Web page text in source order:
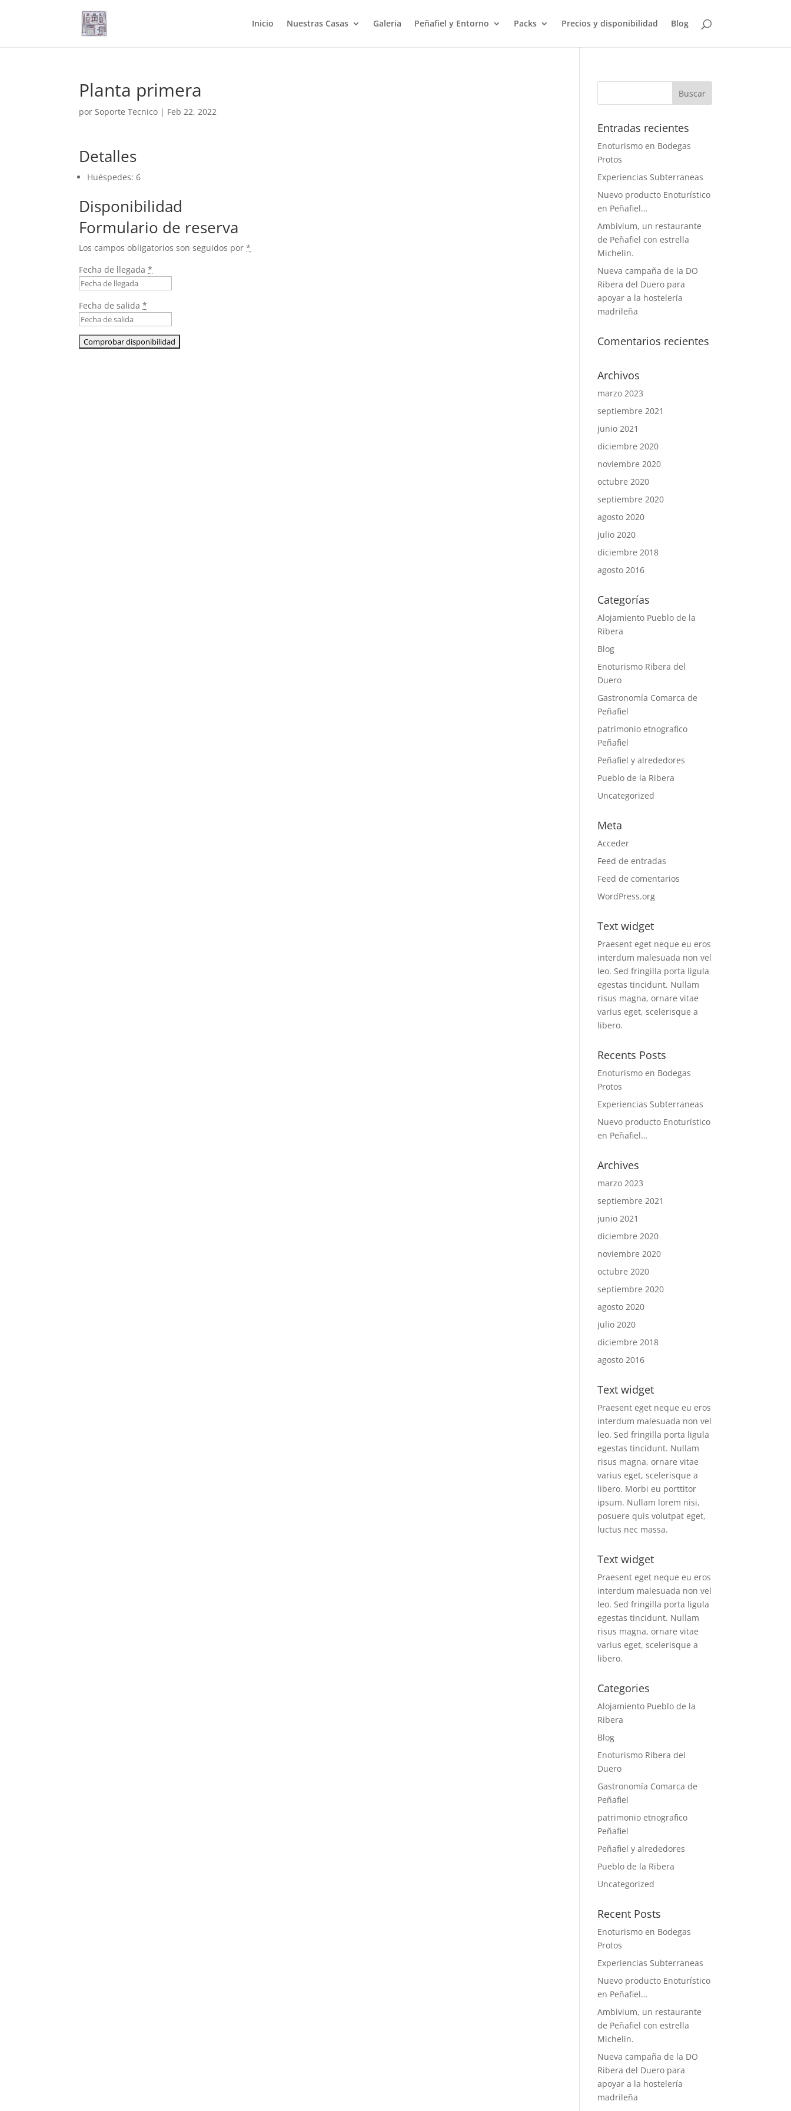
Inicio Nuestras Casas Galeria Peñafiel y Entorno Packs Precios y disponibilidad Blog
Planta primera
porSoporte Tecnico | Feb 22, 2022
Detalles
Huéspedes: 6
Disponibilidad
Formulario de reserva
Los campos obligatorios son seguidos por*
Fecha de llegada*
Fecha de salida*
Entradas recientes
Enoturismo en Bodegas
Protos
Experiencias Subterraneas
Nuevo producto Enoturístico
en Peñafiel…
Ambivium, un restaurante
de Peñafiel con estrella
Michelin.
Nueva campaña de la DO
Ribera del Duero para
apoyar a la hostelería
madrileña
Comentarios recientes
Archivos
marzo 2023
septiembre 2021
junio 2021
diciembre 2020
noviembre 2020
octubre 2020
septiembre 2020
agosto 2020
julio 2020
diciembre 2018
agosto 2016
Categorías
Alojamiento Pueblo de la
Ribera
Blog
Enoturismo Ribera del
Duero
Gastronomía Comarca de
Peñafiel
patrimonio etnografico
Peñafiel
Peñafiel y alrededores
Pueblo de la Ribera
Uncategorized
Meta
Acceder
Feed de entradas
Feed de comentarios
WordPress.org
Text widget
Praesent eget neque eu eros
interdum malesuada non vel
leo. Sed fringilla porta ligula
egestas tincidunt. Nullam
risus magna, ornare vitae
varius eget, scelerisque a
libero.
Recents Posts
Enoturismo en Bodegas
Protos
Experiencias Subterraneas
Nuevo producto Enoturístico
en Peñafiel…
Archives
marzo 2023
septiembre 2021
junio 2021
diciembre 2020
noviembre 2020
octubre 2020
septiembre 2020
agosto 2020
julio 2020
diciembre 2018
agosto 2016
Text widget
Praesent eget neque eu eros
interdum malesuada non vel
leo. Sed fringilla porta ligula
egestas tincidunt. Nullam
risus magna, ornare vitae
varius eget, scelerisque a
libero. Morbi eu porttitor
ipsum. Nullam lorem nisi,
posuere quis volutpat eget,
luctus nec massa.
Text widget
Praesent eget neque eu eros
interdum malesuada non vel
leo. Sed fringilla porta ligula
egestas tincidunt. Nullam
risus magna, ornare vitae
varius eget, scelerisque a
libero.
Categories
Alojamiento Pueblo de la
Ribera
Blog
Enoturismo Ribera del
Duero
Gastronomía Comarca de
Peñafiel
patrimonio etnografico
Peñafiel
Peñafiel y alrededores
Pueblo de la Ribera
Uncategorized
Recent Posts
Enoturismo en Bodegas
Protos
Experiencias Subterraneas
Nuevo producto Enoturístico
en Peñafiel…
Ambivium, un restaurante
de Peñafiel con estrella
Michelin.
Nueva campaña de la DO
Ribera del Duero para
apoyar a la hostelería
madrileña